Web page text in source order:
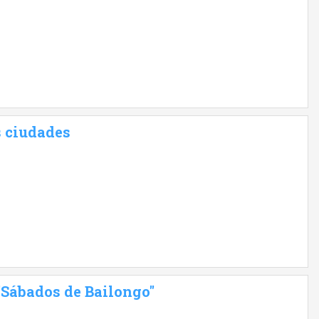
ciudades
de Bailongo"